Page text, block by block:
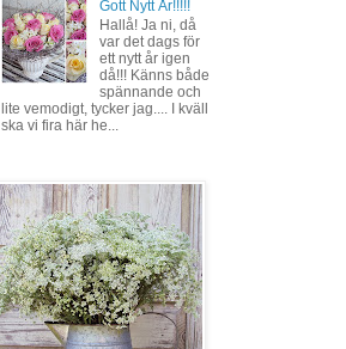
Gott Nytt År!!!!!
Hallå! Ja ni, då
var det dags för
ett nytt år igen
då!!! Känns både
spännande och
lite vemodigt, tycker jag.... I kväll
ska vi fira här he...